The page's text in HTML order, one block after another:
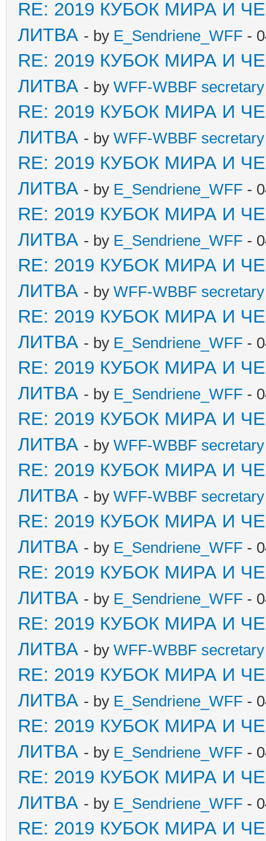
RE: 2019 КУБОК МИРА И
ЛИТВА - by E_Sendriene_WFF -
RE: 2019 КУБОК МИРА И
ЛИТВА - by WFF-WBBF
RE: 2019 КУБОК МИРА И
ЛИТВА - by WFF-WBBF
RE: 2019 КУБОК МИРА И
ЛИТВА - by E_Sendriene_WFF -
RE: 2019 КУБОК МИРА И
ЛИТВА - by E_Sendriene_WFF -
RE: 2019 КУБОК МИРА И
ЛИТВА - by WFF-WBBF
RE: 2019 КУБОК МИРА И
ЛИТВА - by E_Sendriene_WFF -
RE: 2019 КУБОК МИРА И
ЛИТВА - by E_Sendriene_WFF -
RE: 2019 КУБОК МИРА И
ЛИТВА - by WFF-WBBF
RE: 2019 КУБОК МИРА И
ЛИТВА - by WFF-WBBF
RE: 2019 КУБОК МИРА И
ЛИТВА - by E_Sendriene_WFF -
RE: 2019 КУБОК МИРА И
ЛИТВА - by E_Sendriene_WFF -
RE: 2019 КУБОК МИРА И
ЛИТВА - by WFF-WBBF
RE: 2019 КУБОК МИРА И
ЛИТВА - by E_Sendriene_WFF -
RE: 2019 КУБОК МИРА И
ЛИТВА - by E_Sendriene_WFF -
RE: 2019 КУБОК МИРА И
ЛИТВА - by E_Sendriene_WFF -
RE: 2019 КУБОК МИРА И